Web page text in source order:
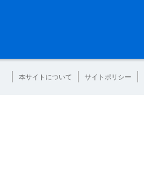
本サイトについて サイトポリシー